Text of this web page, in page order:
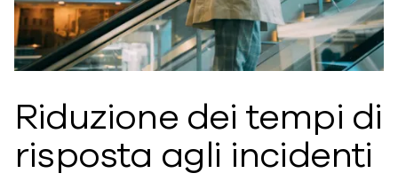
Riduzione dei tempi di
risposta agli incidenti